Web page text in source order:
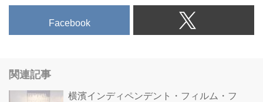
Facebook
関連記事
横濱インディペンデント・フィルム・フ